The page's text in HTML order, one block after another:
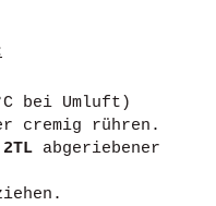
bei Umluft)
cremig rühren.
2TLabgeriebener